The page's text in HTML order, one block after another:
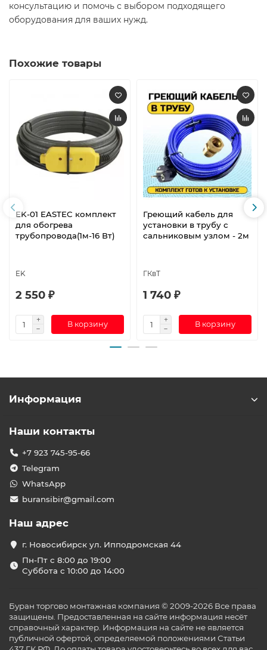
консультацию и помочь с выбором подходящего
оборудования для ваших нужд.​
Похожие товары
EK-01 EASTEC комплект
для обогрева
трубопровода(1м-16 Вт)
EK
2 550 ₽
В корзину
Греющий кабель для
установки в трубу с
сальниковым узлом - 2м
ГКвТ
1 740 ₽
В корзину
Информация
Наши контакты
+7 923 745-95-66
Telegram
WhatsApp
buransibir@gmail.com
Наш адрес
г. Новосибирск ул. Ипподромская 44
Пн-Пт с 8:00 до 19:00
Суббота с 10:00 до 14:00
Буран торгово монтажная компания © 2009-2026 Все права
защищены. Предоставленная на сайте информация несёт
справочный характер. Информация на сайте не является
публичной офертой, определяемой положениями Статьи